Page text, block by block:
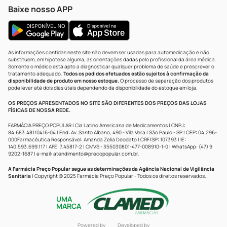
Baixe nosso APP
As informações contidas neste site não devem ser usadas para automedicação e não
substituem, em hipótese alguma, as orientações dadas pelo profissional da área médica.
Somente o médico está apto a diagnosticar qualquer problema de saúde e prescrever o
tratamento adequado. Todos os pedidos efetuados estão sujeitos à confirmação da
disponibilidade de produto em nosso estoque.O processo de separação dos produtos
pode levar até dois dias úteis dependendo da disponibilidade do estoque em loja.
OS PREÇOS APRESENTADOS NO SITE SÃO DIFERENTES DOS PREÇOS DAS LOJAS
FÍSICAS DE NOSSA REDE.
FARMÁCIA PREÇO POPULAR | Cia Latino Americana de Medicamentos | CNPJ:
84.683.481/0416-04 | End: Av. Santo Albano, 490 - Vila Vera | São Paulo - SP | CEP: 04.296-
000Farmacêutica Responsável: Amanda Zelia Deodato | CRF/SP: 107393 | IE:
140.593.699.117 | AFE: 7.45817-2 | CMVS - 355030801-477-008910-1-0 | WhatsApp: (47) 9
9202-1687 | e-mail: atendimento@precopopular.com.br.
A Farmácia Preço Popular segue as determinações da Agência Nacional de Vigilância
Sanitária | Copyright © 2025 Farmácia Preço Popular - Todos os direitos reservados.
UMA
MARCA
Powered by Developed by